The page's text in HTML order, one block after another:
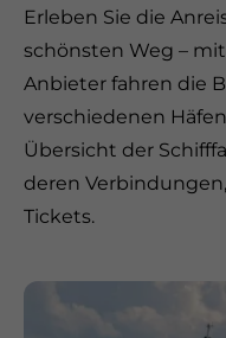
Erleben Sie die
schönsten Weg –
Anbieter fahren die
verschiedenen
Übersicht der
deren
Tickets.